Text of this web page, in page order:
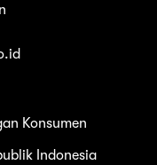
Konsumen
Indonesia